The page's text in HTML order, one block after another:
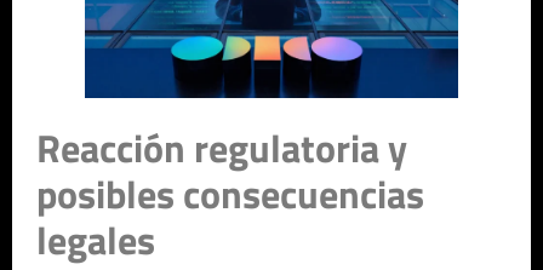
Reacción regulatoria y
posibles consecuencias
legales